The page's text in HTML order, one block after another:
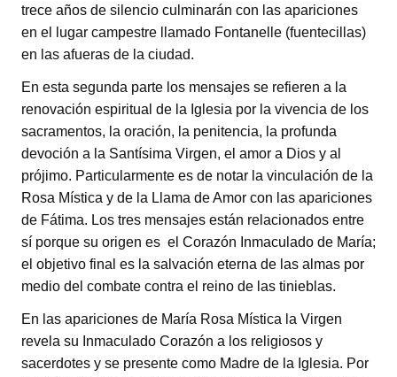
trece años de silencio culminarán con las apariciones
en el lugar campestre llamado Fontanelle (fuentecillas)
en las afueras de la ciudad.
En esta segunda parte los mensajes se refieren a la
renovación espiritual de la Iglesia por la vivencia de los
sacramentos, la oración, la penitencia, la profunda
devoción a la Santísima Virgen, el amor a Dios y al
prójimo. Particularmente es de notar la vinculación de la
Rosa Mística y de la Llama de Amor con las apariciones
de Fátima. Los tres mensajes están relacionados entre
sí porque su origen es el Corazón Inmaculado de María;
el objetivo final es la salvación eterna de las almas por
medio del combate contra el reino de las tinieblas.
En las apariciones de María Rosa Mística la Virgen
revela su Inmaculado Corazón a los religiosos y
sacerdotes y se presente como Madre de la Iglesia. Por